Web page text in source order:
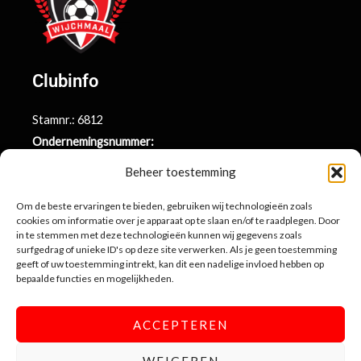
Beheer toestemming
Om de beste ervaringen te bieden, gebruiken wij technologieën zoals
cookies om informatie over je apparaat op te slaan en/of te raadplegen. Door
in te stemmen met deze technologieën kunnen wij gegevens zoals
surfgedrag of unieke ID's op deze site verwerken. Als je geen toestemming
geeft of uw toestemming intrekt, kan dit een nadelige invloed hebben op
bepaalde functies en mogelijkheden.
ACCEPTEREN
Clubinfo
Stamnr.: 6812
Ondernemingsnummer:
BE71 9731 6439 9169
Contactinformatie